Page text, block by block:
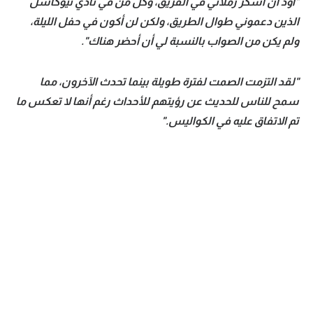
الذين دعموني طوال الطريق، ولكن لن أكون في حفل الليلة،
ولم يكن من الصواب بالنسبة لي أن أحضر هناك".
"لقد التزمت الصمت لفترة طويلة بينما تحدث الآخرون، مما
سمح للناس للحديث عن رؤيتهم للأحداث رغم أنها لا تعكس ما
تم الاتفاق عليه في الكواليس."